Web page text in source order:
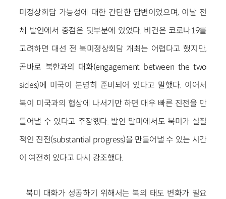
미정상회담 가능성에 대한 간단한 답변이었으며, 이날 전
체 발언에서 중점은 뒷부분에 있었다. 비건은 코로나19를
고려하면 대선 전 북미정상회담 개최는 어렵다고 했지만,
곧바로 북한과의 대화(engagement between the two
sides)에 미국이 분명히 준비되어 있다고 말했다. 이어서
북이 미국과의 협상에 나서기만 하면 매우 빠른 진전을 만
들어낼 수 있다고 주장했다. 발언 말미에서도 북미가 실질
적인 진전(substantial progress)을 만들어낼 수 있는 시간
이 여전히 있다고 다시 강조했다.
북미 대화가 성공하기 위해서는 북의 태도 변화가 필요